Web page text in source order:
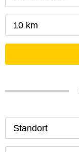
10 km
Standort